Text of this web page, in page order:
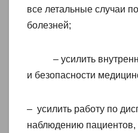
все летальные случаи
болезней;
– усилить
и безопасности
– усилить работу по
наблюдению пациентов,